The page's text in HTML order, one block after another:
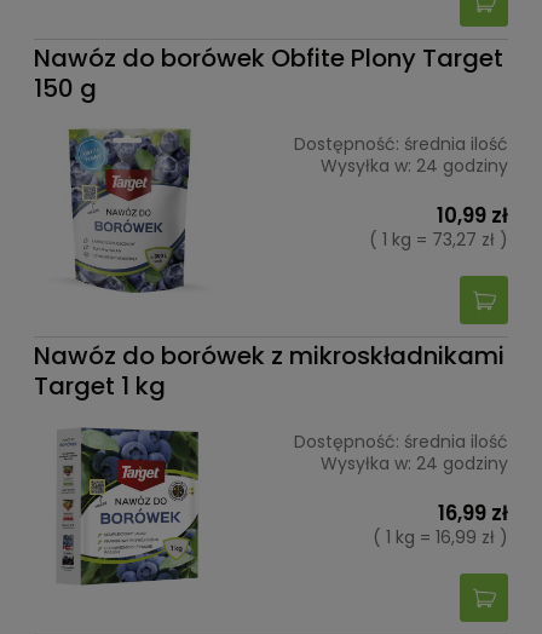
Nawóz do borówek Obfite Plony Target
150 g
Dostępność: średnia ilość
Wysyłka w: 24 godziny
10,99 zł
( 1 kg = 73,27 zł )
Nawóz do borówek z mikroskładnikami
Target 1 kg
Dostępność: średnia ilość
Wysyłka w: 24 godziny
16,99 zł
( 1 kg = 16,99 zł )